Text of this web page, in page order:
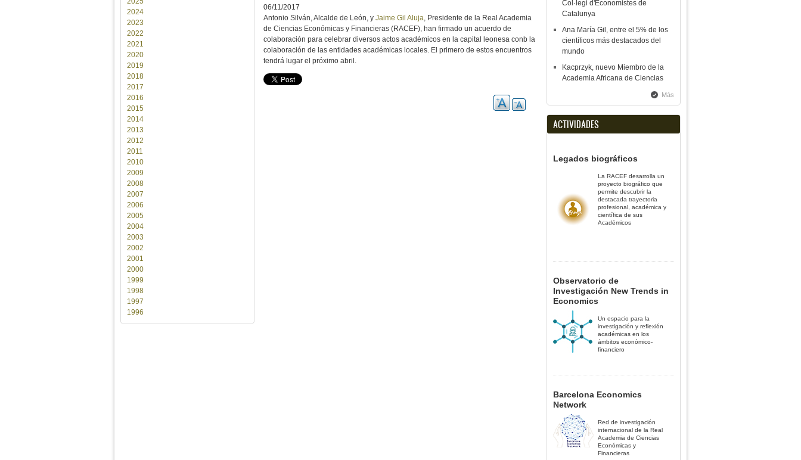
06/11/2017
Antonio Silván, Alcalde de León, y Jaime Gil Aluja , Presidente de la Real Academia
de Ciencias Económicas y Financieras (RACEF), han firmado un acuerdo de
colaboración para celebrar diversos actos académicos en la capital leonesa conb la
colaboración de las entidades académicas locales. El primero de estos encuentros
tendrá lugar el próximo abril.
2024
2023
2022
2021
2020
2019
2018
2017
2016
2015
2014
2013
2012
2011
2010
2009
2008
2007
2006
2005
2004
2003
2002
2001
2000
1999
1998
1997
1996
Col·legi d'Economistes de
Catalunya
Ana María Gil, entre el 5% de los
científicos más destacados del
mundo
Kacprzyk, nuevo Miembro de la
Academia Africana de Ciencias
Más
ACTIVIDADES
Legados biográficos
La RACEF desarrolla un
proyecto biográfico que
permite descubrir la
destacada trayectoria
profesional, académica y
científica de sus
Académicos
Observatorio de
Investigación New Trends in
Economics
Un espacio para la
investigación y reflexión
académicas en los
ámbitos económico-
financiero
Barcelona Economics
Network
Red de investigación
internacional de la Real
Academia de Ciencias
Económicas y
Financieras